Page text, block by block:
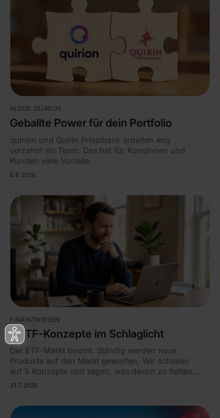
INSIDE QUIRION
Geballte Power für dein Portfolio
quirion und Quirin Privatbank arbeiten eng
verzahnt als Team. Das hat für Kundinnen und
Kunden viele Vorteile.
5.8.2026
FINANZWISSEN
5 ETF-Konzepte im Schlaglicht
Der ETF-Markt boomt. Ständig werden neue
Produkte auf den Markt geworfen. Wir schauen
auf 5 Konzepte und sagen, was davon zu halten
ist.
31.7.2026